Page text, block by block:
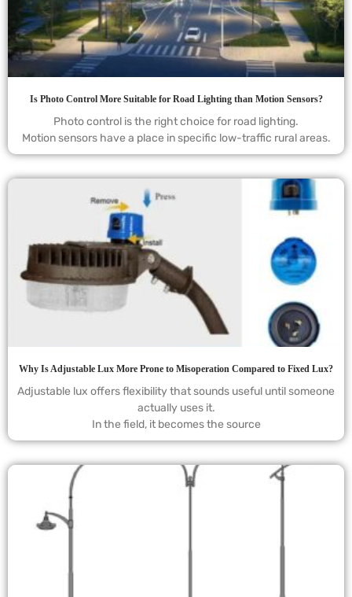
Is Photo Control More Suitable for Road Lighting than Motion Sensors?
Photo control is the right choice for road lighting.
Motion sensors have a place in specific low-traffic rural areas.
Why Is Adjustable Lux More Prone to Misoperation Compared to Fixed Lux?
Adjustable lux offers flexibility that sounds useful until someone
actually uses it.
In the field, it becomes the source